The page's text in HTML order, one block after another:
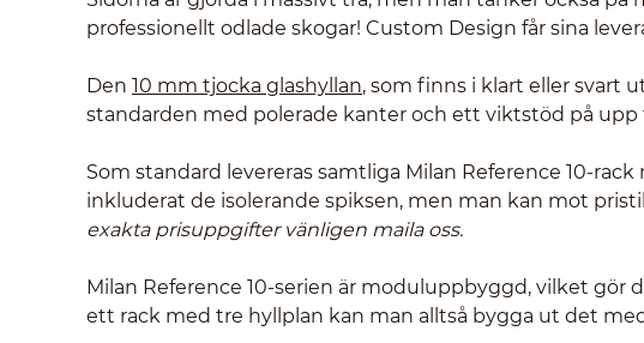
professionellt odlade skogar! Custom Design får sina
Den 10 mm tjocka glashyllan, som finns i klart eller svart
standarden med polerade kanter och ett viktstöd på upp
Som standard levereras samtliga Milan Reference 10-
inkluderat de isolerande spiksen, men man kan mot
exakta prisuppgifter vänligen maila oss.
Milan Reference 10-serien är moduluppbyggd, vilket
ett rack med tre hyllplan kan man alltså bygga ut det